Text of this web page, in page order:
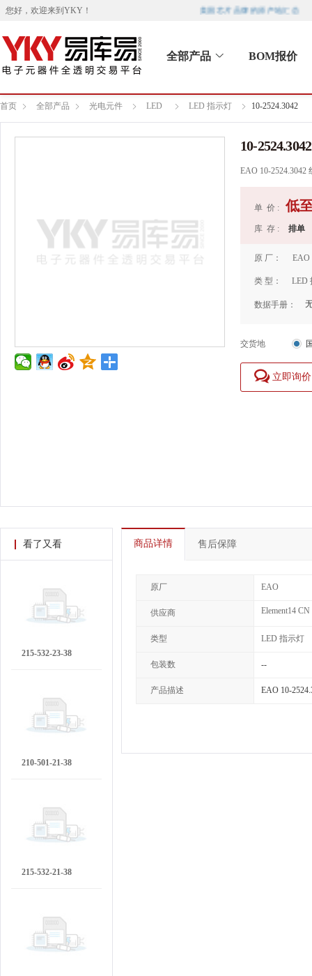
您好，欢迎来到 YKY ！ 美国芯片品牌的原产地汇总
全部产品 BOM报价
首页 全部产品 光电元件 LED LED 指示灯 10-2524.3042
10-2524.3042
EAO 10-2524.3042
单 价 : 低
库 存 : 排单
原 厂： EAO
类 型： LED
数据手册：
交货地
立即询价
看了又看
215-532-23-38
210-501-21-38
215-532-21-38
商品详情 售后保障
原厂 EAO
供应商 Element14 CN
类型 LED 指示灯
包装数 --
产品描述 EAO 10-